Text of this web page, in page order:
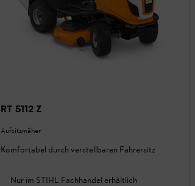
RT 5112 Z
Aufsitzmäher
Komfortabel durch verstellbaren Fahrersitz
Nur im STIHL Fachhandel erhältlich